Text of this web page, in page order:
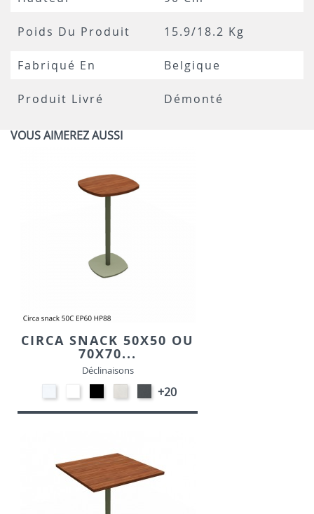
Poids Du Produit 15.9/18.2 Kg
Fabriqué En Belgique
Produit Livré Démonté
VOUS AIMEREZ AUSSI
CIRCA SNACK 50X50 OU
70X70...
Déclinaisons
HP90
-
BLANC
-
NOIR
STRATIFIE
HP93
-
EP72
-
GRAPHITE
+20